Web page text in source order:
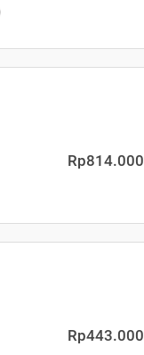
Rp814.000
Rp443.000